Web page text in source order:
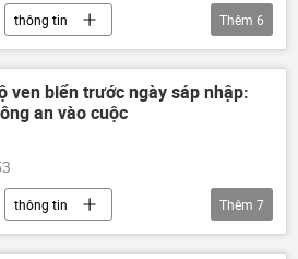
thông tin
tìm kiếm
Xã hội
Thêm 6
ven biển trước ngày sáp nhập:
an vào cuộc
thông tin
an Việt Nam
Thêm 7